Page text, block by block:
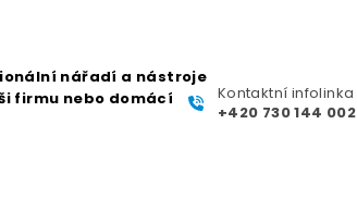
nářadí a nástroje
firmu nebo domácí
Kontaktní infolinka
+420 730 144 002